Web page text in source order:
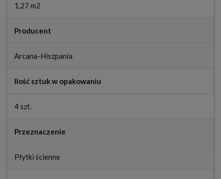
1,27 m2
Producent
Arcana-Hiszpania
Ilość sztuk w opakowaniu
4 szt.
Przeznaczenie
Płytki ścienne